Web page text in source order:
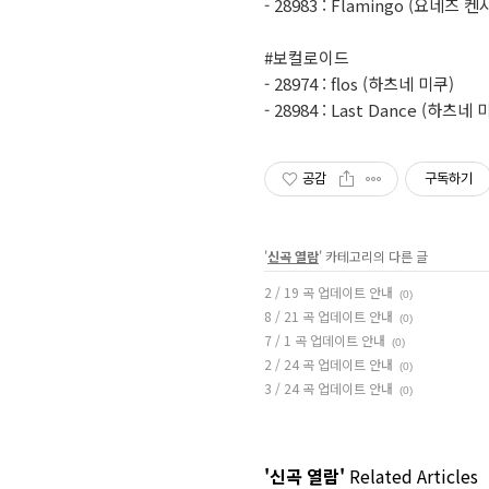
- 28983 : Flamingo (요네즈 켄
#보컬로이드
- 28974 : flos (하츠네 미쿠)
- 28984 : Last Dance (하츠네
공감 구독하기
'신곡 열람' 카테고리의 다른 글
2 / 19 곡 업데이트 안내
(0)
8 / 21 곡 업데이트 안내 (0)
7 / 1 곡 업데이트 안내 (0)
2 / 24 곡 업데이트 안내 (0)
3 / 24 곡 업데이트 안내 (0)
'신곡 열람' Related Articles